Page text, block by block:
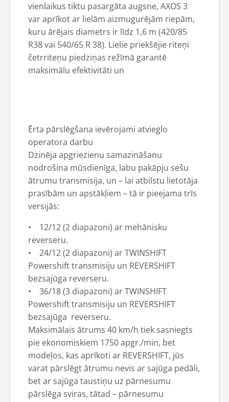
vienlaikus tiktu pasargāta augsne, AXOS 3
var aprīkot ar lielām aizmugurējām riepām,
kuru ārējais diametrs ir līdz 1,6 m (420/85
R38 vai 540/65 R 38). Lielie priekšējie riteņi
četrriteņu piedziņas režīmā garantē
maksimālu efektivitāti un
Ērta pārslēgšana ievērojami atvieglo
operatora darbu
Dzinēja apgriezienu samazināšanu
nodrošina mūsdienīga, labu pakāpju sešu
ātrumu transmisija, un – lai atbilstu lietotāja
prasībām un apstākļiem – tā ir pieejama trīs
versijās:
• 12/12 (2 diapazoni) ar mehānisku
reverseru.
• 24/12 (2 diapazoni) ar TWINSHIFT
Powershift transmisiju un REVERSHIFT
bezsajūga reverseru.
• 36/18 (3 diapazoni) ar TWINSHIFT
Powershift transmisiju un REVERSHIFT
bezsajūga reverseru.
Maksimālais ātrums 40 km/h tiek sasniegts
pie ekonomiskiem 1750 apgr./min, bet
modeļos, kas aprīkoti ar REVERSHIFT, jūs
varat pārslēgt ātrumu nevis ar sajūga pedāli,
bet ar sajūga taustiņu uz pārnesumu
pārslēga sviras, tātad – pārnesumu